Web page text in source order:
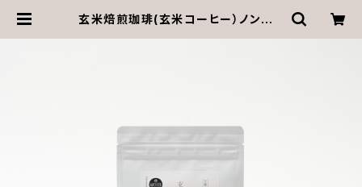
玄米焙煎珈琲(玄米コーヒー）ノンカフ